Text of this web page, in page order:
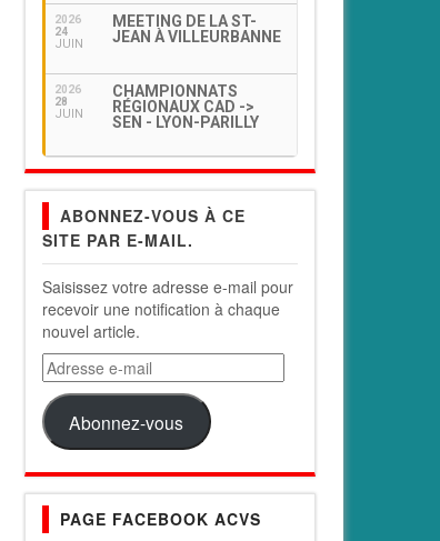
2026
24
JUIN
MEETING DE LA ST-
JEAN À VILLEURBANNE
2026
28
JUIN
CHAMPIONNATS
RÉGIONAUX CAD ->
SEN - LYON-PARILLY
ABONNEZ-VOUS À CE
SITE PAR E-MAIL.
Saisissez votre adresse e-mail pour
recevoir une notification à chaque
nouvel article.
Adresse
e-
mail
Abonnez-vous
PAGE FACEBOOK ACVS